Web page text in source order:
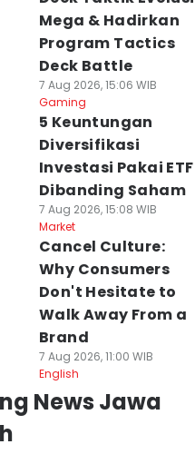
Mega & Hadirkan
Program Tactics
Deck Battle
7 Aug 2026, 15:06 WIB
Gaming
5 Keuntungan
Diversifikasi
Investasi Pakai ETF
Dibanding Saham
7 Aug 2026, 15:08 WIB
Market
Cancel Culture:
Why Consumers
Don't Hesitate to
Walk Away From a
Brand
7 Aug 2026, 11:00 WIB
English
News Jawa